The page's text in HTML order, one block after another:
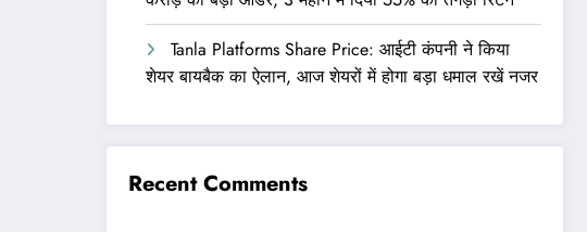
Tanla Platforms Share Price: आईटी कंपनी ने किया
शेयर बायबैक का ऐलान, आज शेयरों में होगा बड़ा धमाल रखें नजर
Recent Comments